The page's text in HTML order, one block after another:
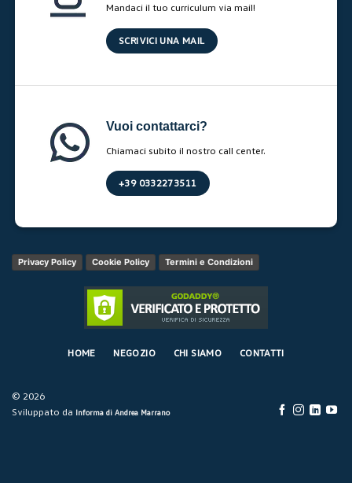
Mandaci il tuo curriculum via mail!
SCRIVICI UNA MAIL
Vuoi contattarci?
Chiamaci subito il nostro call center.
+39 0332273511
Privacy Policy Cookie Policy Termini e Condizioni
© 2026
Sviluppato da Informa di Andrea Marrano
HOME NEGOZIO CHI SIAMO CONTATTI